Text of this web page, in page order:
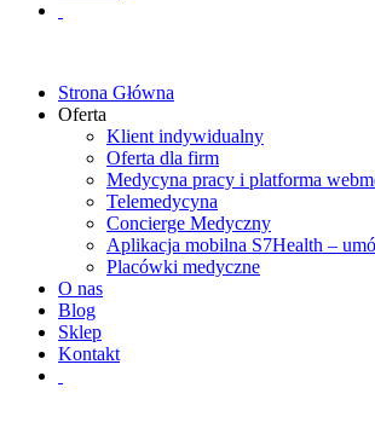
Strona Główna
Oferta
Klient indywidualny
Oferta dla firm
Medycyna pracy i platforma
Telemedycyna
Concierge Medyczny
Aplikacja mobilna S7Health –
Placówki medyczne
O nas
Blog
Sklep
Kontakt